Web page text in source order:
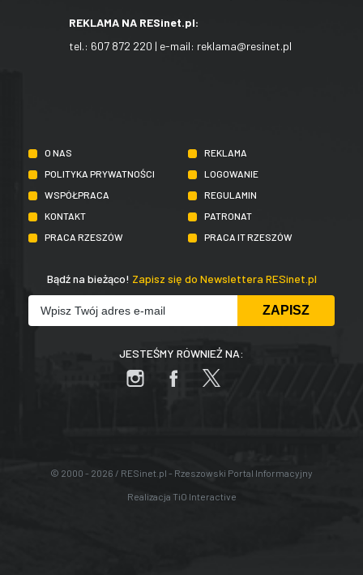
REKLAMA NA RESinet.pl:
tel.: 607 872 220 | e-mail: reklama@resinet.pl
O NAS
REKLAMA
POLITYKA PRYWATNOŚCI
LOGOWANIE
WSPÓŁPRACA
REGULAMIN
KONTAKT
PATRONAT
PRACA RZESZÓW
PRACA IT RZESZÓW
Bądź na bieżąco! Zapisz się do Newslettera RESinet.pl
JESTEŚMY RÓWNIEŻ NA:
© 2000 - 2026 / RESinet.pl - Rzeszowski Portal Informacyjny
Realizacja TiO Interactive